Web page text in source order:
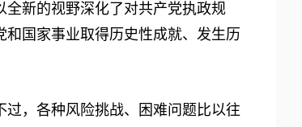
新的视野深化了对共产党执政规
国家事业取得历史性成就、发生历
，各种风险挑战、困难问题比以往